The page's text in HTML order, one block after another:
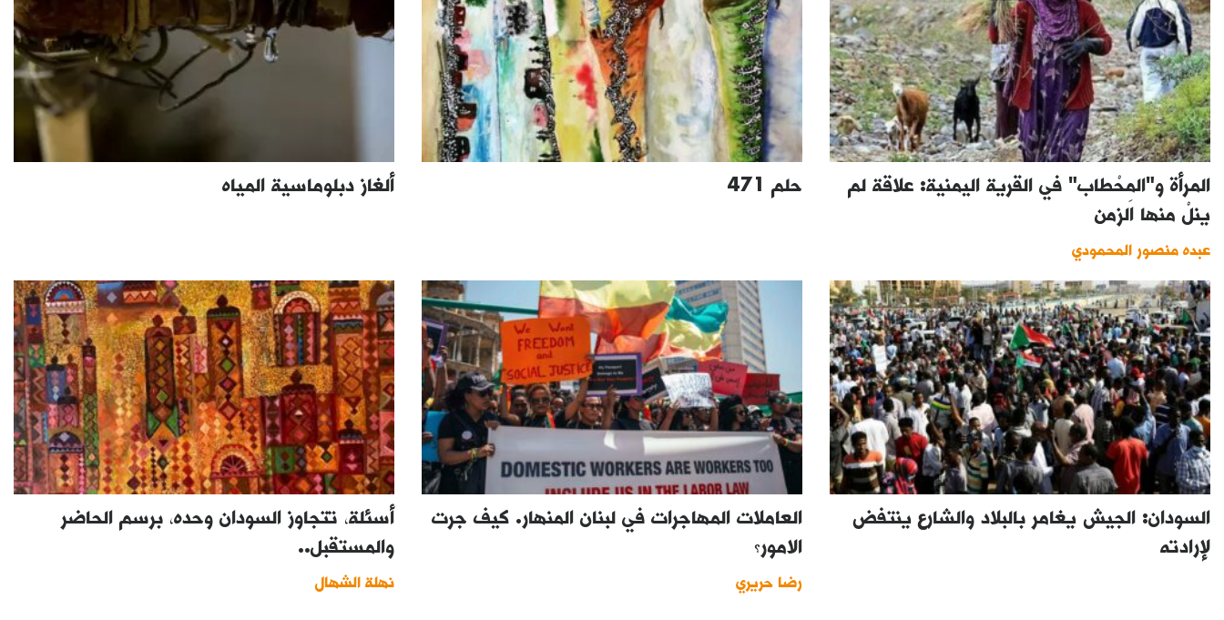
المرأة و"المِحْطاب" في القرية اليمنية: علاقة لم
ينلْ منها الزمن
عبده منصور المحمودي
حلم 471 ألغاز دبلوماسية المياه
السودان: الجيش يغامر بالبلاد والشارع ينتفض
لإرادته
العاملات المهاجرات في لبنان المنهار. كيف جرت
الامور؟
رضا حريري
أسئلة، تتجاوز السودان وحده، برسم الحاضر
والمستقبل..
نهلة الشهال